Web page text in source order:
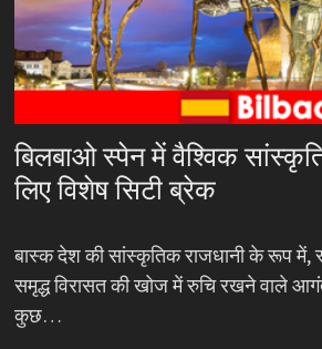
बिलबाओ स्पेन में वैश्विक
लिए विशेष सिटी ब्रेक
बास्क देश की सांस्कृतिक राजधानी के रूप में,
समृद्ध विरासत की खोज में रुचि रखने वाले
कुछ…